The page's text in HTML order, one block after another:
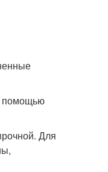
помощью
Для